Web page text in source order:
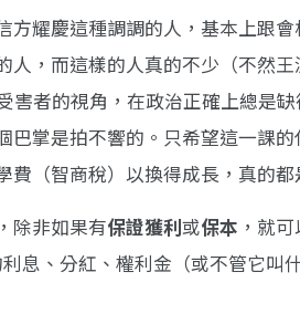
方耀慶這種調調的人，基本上跟
人，而這樣的人真的不少（不然
害者的視角，在政治正確上總是
巴掌是拍不響的。只希望這一課
（智商稅）以換得成長，真的都
，除非如果有保證獲利或保本 ，就
息、分紅、權利金（或不管它叫